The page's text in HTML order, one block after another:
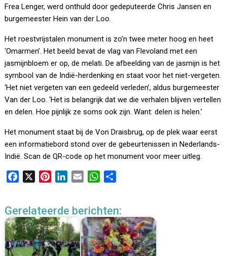
Frea Lenger, werd onthuld door gedeputeerde Chris Jansen en
burgemeester Hein van der Loo.
Het roestvrijstalen monument is zo’n twee meter hoog en heet
‘Omarmen’. Het beeld bevat de vlag van Flevolandmet een
jasmijnbloem er op, de melati. De afbeelding van de jasmijn is het
symbool van de Indië-herdenking en staat voor het niet-vergeten.
‘Het niet vergeten van een gedeeld verleden’, aldus burgemeester
Van der Loo. ‘Het is belangrijk dat we die verhalen blijven vertellen
en delen. Hoe pijnlijk ze soms ook zijn. Want: delen is helen.’
Het monument staat bij de Von Draisbrug, op de plek waar eerst
een informatiebord stond over de gebeurtenissen in Nederlands-
Indië. Scan de QR-code op het monument voor meer uitleg.
e
b
o
o
t
e
r
e
k
e
d
I
i
l
W
t
s
A
p
e
n
Gerelateerde berichten: